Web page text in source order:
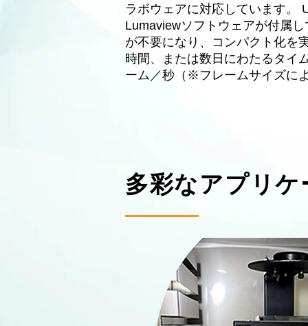
ラボウェアに対応しています。
Lumaviewソフトウェアが付属
が不要になり、コンパクト化を
時間、または数日にわたるタイ
ーム／秒（※フレームサイズに
多彩なアプリ